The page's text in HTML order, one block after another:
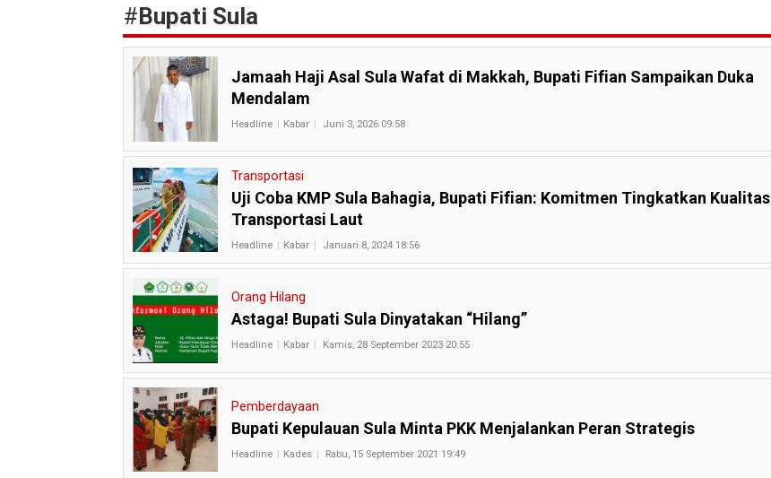
#Bupati Sula
Jamaah Haji Asal Sula Wafat di Makkah, Bupati Fifian Sampaikan Duka
Mendalam
Headline Kabar Juni 3, 2026 09:58
Transportasi
Uji Coba KMP Sula Bahagia, Bupati Fifian: Komitmen Tingkatkan Kualitas
Transportasi Laut
Headline Kabar Januari 8, 2024 18:56
Orang Hilang
Astaga! Bupati Sula Dinyatakan “Hilang”
Headline Kabar Kamis, 28 September 2023 20:55
Pemberdayaan
Bupati Kepulauan Sula Minta PKK Menjalankan Peran Strategis
Headline Kades Rabu, 15 September 2021 19:49